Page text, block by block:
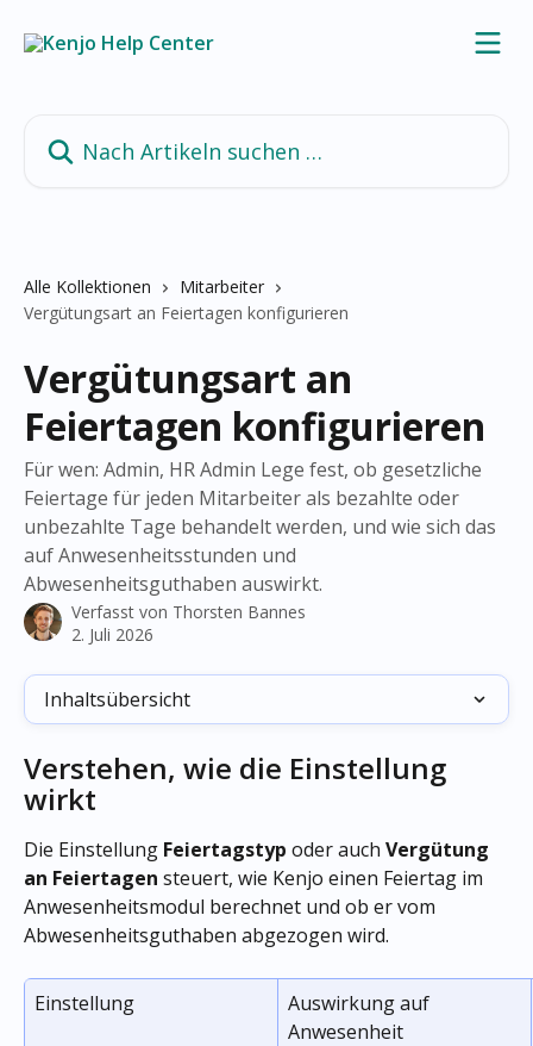
Alle Kollektionen
Mitarbeiter
Vergütungsart an Feiertagen konfigurieren
Vergütungsart an
Feiertagen konfigurieren
Für wen: Admin, HR Admin Lege fest, ob gesetzliche
Feiertage für jeden Mitarbeiter als bezahlte oder
unbezahlte Tage behandelt werden, und wie sich das
auf Anwesenheitsstunden und
Abwesenheitsguthaben auswirkt.
Verfasst von Thorsten Bannes
2. Juli 2026
Inhaltsübersicht
Verstehen, wie die Einstellung
wirkt
Die Einstellung Feiertagstyp oderauch Vergütung
an Feiertagen steuert, wie Kenjo einen Feiertag im
Anwesenheitsmodul berechnet und ob er vom
Abwesenheitsguthaben abgezogen wird.
Einstellung
Auswirkung auf
Anwesenheit